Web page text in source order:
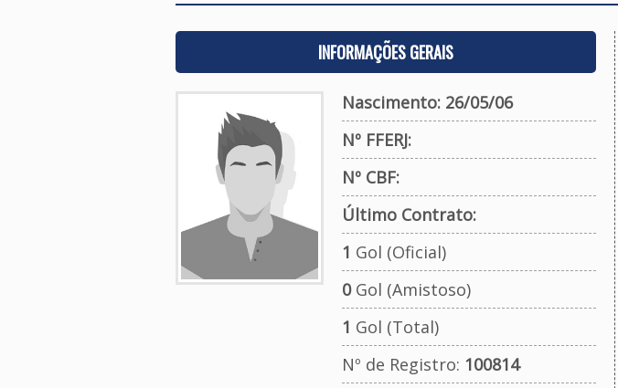
INFORMAÇÕES GERAIS
Nascimento: 26/05/06
Nº FFERJ:
Nº CBF:
Último Contrato:
1 Gol (Oficial)
0Gol (Amistoso)
1 Gol (Total)
Nº de Registro: 100814